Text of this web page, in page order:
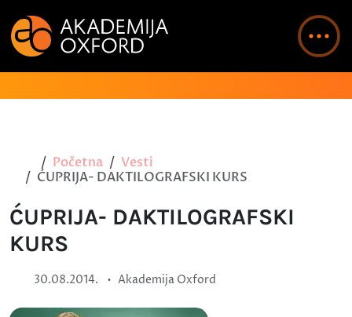
Početna
Vesti
ĆUPRIJA- DAKTILOGRAFSKI KURS
ĆUPRIJA- DAKTILOGRAFSKI
KURS
30.08.2014. • Akademija Oxford